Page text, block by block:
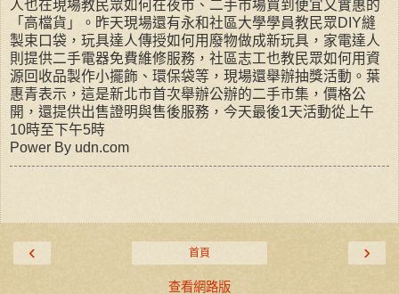
人也在現場教民眾如何在夜市、二手市場買到便宜又實惠的
「高檔貨」。昨天現場還有永和社區大學學員教民眾DIY縫
製束口袋，玩具達人傳授如何用廢物做成新玩具，家電達人
則提供二手電器免費維修服務，社區志工也教民眾如何用資
源回收品製作小擺飾、環保袋等，現場還舉辦抽獎活動。葉
惠青表示，這是新北市首次舉辦公辦的二手市集，價格公
開，還提供出售證明與售後服務，今天最後1天活動從上午
10時至下午5時
Power By udn.com
‹ ›
首頁
查看網路版